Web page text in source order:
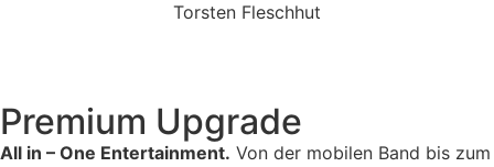
Torsten Fleschhut
Premium Upgrade
All in – One Entertainment. Von der mobilen Band bis zum